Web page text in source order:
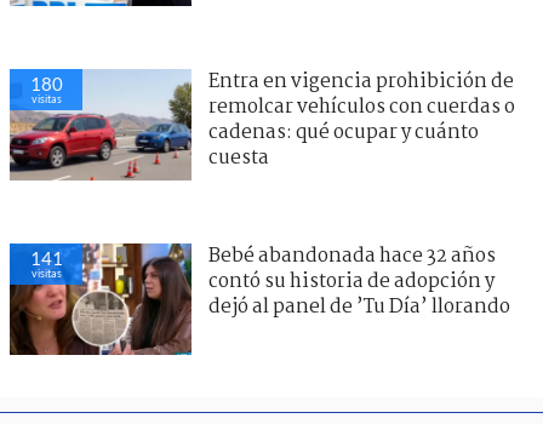
180
visitas
Entra en vigencia prohibición de
remolcar vehículos con cuerdas o
cadenas: qué ocupar y cuánto
cuesta
141
visitas
Bebé abandonada hace 32 años
contó su historia de adopción y
dejó al panel de ’Tu Día’ llorando